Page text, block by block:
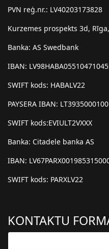
PVN reģ.nr.: LV40203173828
Kurzemes prospekts 3d,
Banka: AS Swedbank
IBAN:
SWIFT kods: HABALV22
PAYSERA IBAN:
SWIFT kods:EVIULT2VXXX
Banka: Citadele banka AS
IBAN:
SWIFT kods: PARXLV22
KONTAKTU